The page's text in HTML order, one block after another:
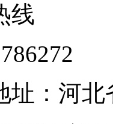
线
址：河